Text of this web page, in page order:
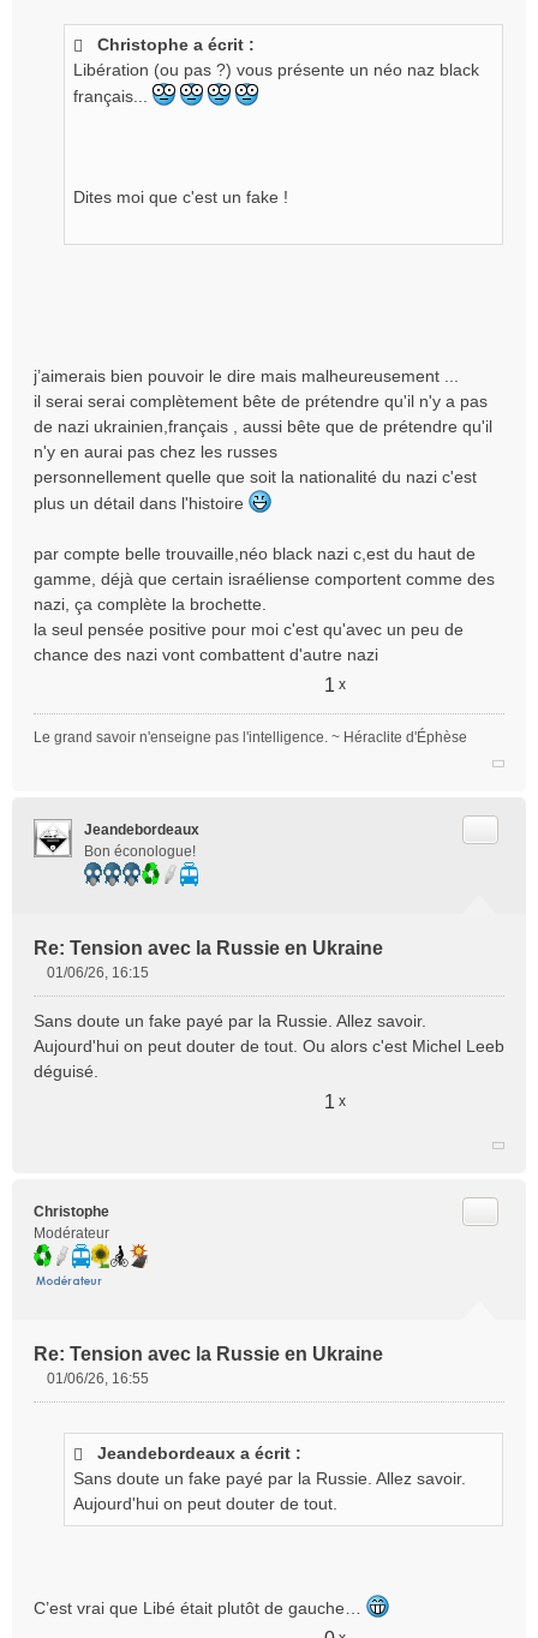
Christophe a écrit :
Libération (ou pas ?) vous présente un néo naz black
français...
Dites moi que c'est un fake !
j’aimerais bien pouvoir le dire mais malheureusement ...
il serai serai complètement bête de prétendre qu'il n'y a pas
de nazi ukrainien,français , aussi bête que de prétendre qu'il
n'y en aurai pas chez les russes
personnellement quelle que soit la nationalité du nazi c'est
plus un détail dans l'histoire
par compte belle trouvaille,néo black nazi c,est du haut de
gamme, déjà que certain israéliense comportent comme des
nazi, ça complète la brochette.
la seul pensée positive pour moi c'est qu'avec un peu de
chance des nazi vont combattent d'autre nazi
1 x
Le grand savoir n'enseigne pas l'intelligence. ~ Héraclite d'Éphèse
Jeandebordeaux
Bon éconologue!
Re: Tension avec la Russie en Ukraine
s
s
a
l
u
01/06/26, 16:15
Sans doute un fake payé par la Russie. Allez savoir.
Aujourd'hui on peut douter de tout. Ou alors c'est Michel Leeb
déguisé.
1 x
Christophe
Modérateur
Re: Tension avec la Russie en Ukraine
l
01/06/26, 16:55
Jeandebordeaux a écrit :
Sans doute un fake payé par la Russie. Allez savoir.
Aujourd'hui on peut douter de tout.
C’est vrai que Libé était plutôt de gauche…